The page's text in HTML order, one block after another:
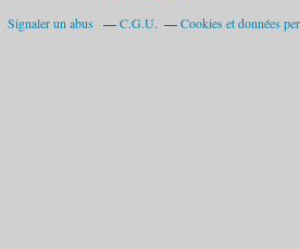
Signaler un abus
C.G.U. Cookies et données